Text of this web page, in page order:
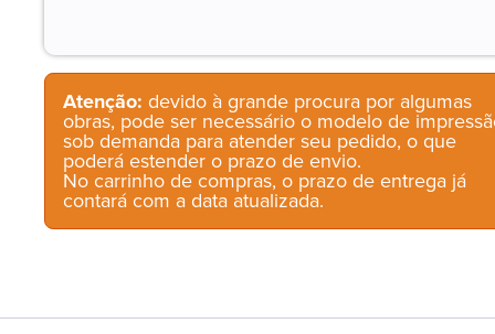
Atenção: devido à grande procura por algumas
obras, pode ser necessário o modelo de
sob demanda para atender seu pedido, o que
poderá estender o prazo de envio.
No carrinho de compras, o prazo de entrega já
contará com a data atualizada.